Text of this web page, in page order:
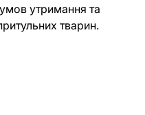
утримання та
тварин.